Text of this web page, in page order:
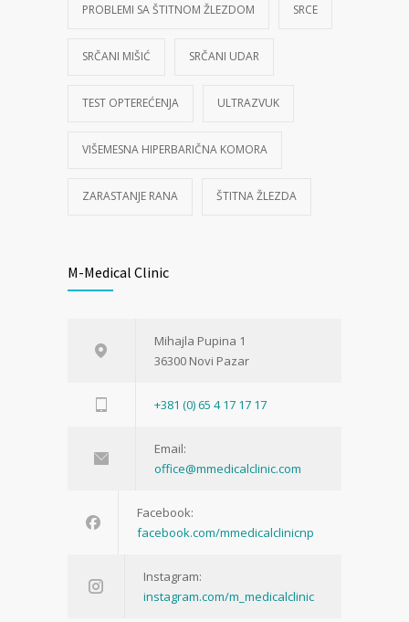
PROBLEMI SA ŠTITNOM ŽLEZDOM SRCE
SRČANI MIŠIĆ SRČANI UDAR
TEST OPTEREĆENJA ULTRAZVUK
VIŠEMESNA HIPERBARIČNA KOMORA
ZARASTANJE RANA ŠTITNA ŽLEZDA
M-Medical Clinic
Mihajla Pupina 1
36300 Novi Pazar
+381 (0) 65 4 17 17 17
Email:
office@mmedicalclinic.com
Facebook:
facebook.com/mmedicalclinicnp
Instagram:
instagram.com/m_medicalclinic